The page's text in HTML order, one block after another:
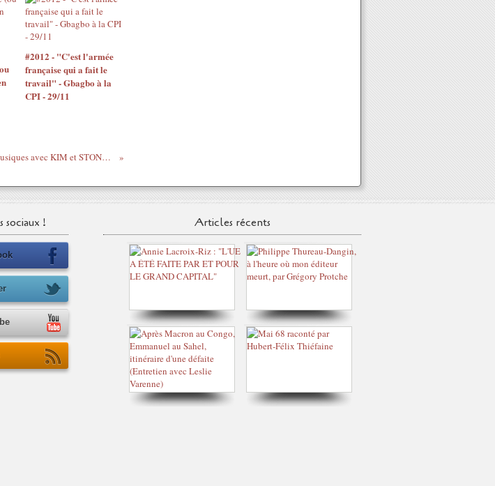
#2012 - "C'est l'armée
française qui a fait le
travail" - Gbagbo à la
CPI - 29/11
Antilles musiques avec KIM et STONY : Femmes Fatales
sociaux ! Articles récents